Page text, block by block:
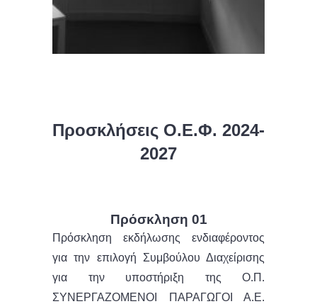
Προσκλήσεις Ο.Ε.Φ. 2024-
2027
Πρόσκληση 01
Πρόσκληση εκδήλωσης ενδιαφέροντος
για την επιλογή Συμβούλου Διαχείρισης
για την υποστήριξη της Ο.Π.
ΣΥΝΕΡΓΑΖΟΜΕΝΟΙ ΠΑΡΑΓΩΓΟΙ Α.Ε.